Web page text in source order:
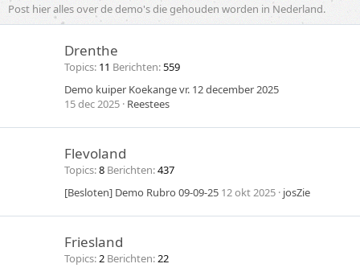
Post hier alles over de demo's die gehouden worden in Nederland.
Drenthe
Topics 11 Berichten 559
Demo kuiper Koekange vr. 12 december 2025
15 dec 2025 Reestees
Flevoland
Topics 8 Berichten 437
[Besloten] Demo Rubro 09-09-25 12 okt 2025 josZie
Friesland
Topics 2 Berichten 22